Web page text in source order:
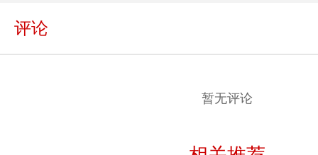
评论
暂无评论